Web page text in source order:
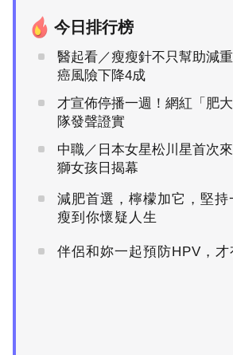
今日排行榜
醫起看／瘦瘦針不只幫助減
癌風險下降4成
才宣佈停播一週！網紅「肥
隊發聲證實
中職／日本女星松川星首次
獅女孩日揭幕
減肥首選，檸檬加它，堅持
瘦到你懷疑人生
伴侶和妳一起預防HPV，才